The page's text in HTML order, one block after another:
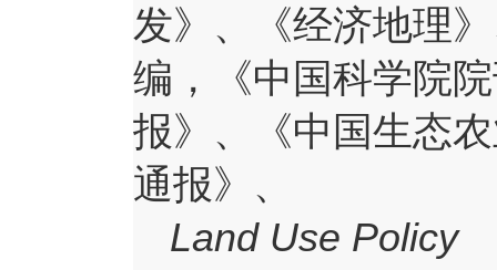
发》、《经济地理
编，《中国科学院
报》、《中国生态
通报》、
Land Use Policy